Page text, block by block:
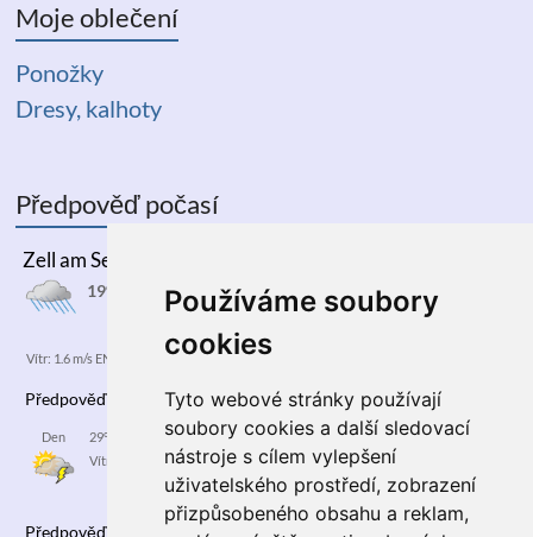
Používáme soubory
cookies
Tyto webové stránky používají
soubory cookies a další sledovací
nástroje s cílem vylepšení
uživatelského prostředí, zobrazení
přizpůsobeného obsahu a reklam,
Moje oblečení
Ponožky
Dresy, kalhoty
Předpověď počasí
Zell am See
19°C
Vítr: 1.6 m/s ENE
Předpověď 06/08/2026
Den
29°C
Vítr: 3.9 m/s NNE
Předpověď 07/08/2026